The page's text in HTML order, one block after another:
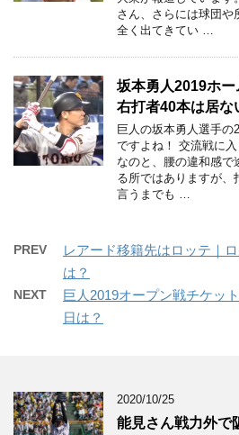
さん、さらには球団や
全く出てきてい …
坂本勇人2019ホ
右打者40本は居な
巨人の坂本勇人選手の
ですよね！ 交流戦に
なのと、腰の違和感で
る所ではありますが、
言うまでも …
PREV
レアード移籍先はロッテ｜
は？
NEXT
巨人2019オープン戦チケッ
日は？
2020/10/25
能見さん戦力外で